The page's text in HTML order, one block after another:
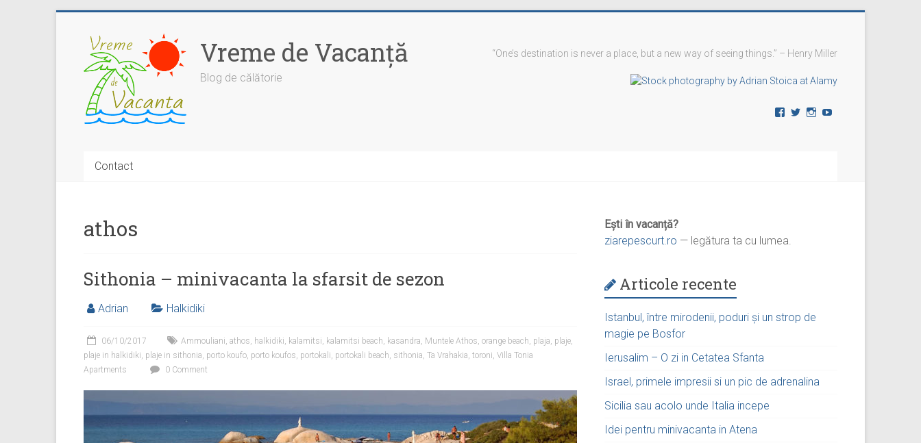
content
Vreme de Vacanţă
Blog de călătorie
“One’s destination is never a place, but a new way of seeing things.” – Henry Miller
Vezi Vezi Vezi
Contact
athos
Sithonia – minivacanta la sfarsit de sezon
Adrian Halkidiki
06/10/2017 Ammouliani, athos, halkidiki, kalamitsi, kalamitsi beach, kasandra, Muntele Athos, orange beach, plaja, plaje,
plaje in halkidiki, plaje in sithonia, porto koufo, porto koufos, portokali, portokali beach, sithonia, Ta Vrahakia, toroni, Villa Tonia
Apartments
0 Comment
Ești în vacanță?
ziarepescurt.ro — legătura ta cu lumea.
Articole recente
Istanbul, între mirodenii, poduri și un strop de
magie pe Bosfor
Ierusalim – O zi in Cetatea Sfanta
Israel, primele impresii si un pic de adrenalina
Sicilia sau acolo unde Italia incepe
Idei pentru minivacanta in Atena